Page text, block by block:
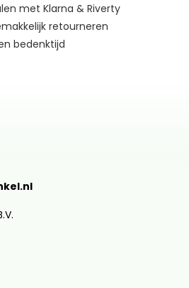
met Klarna & Riverty
retourneren
bedenktijd